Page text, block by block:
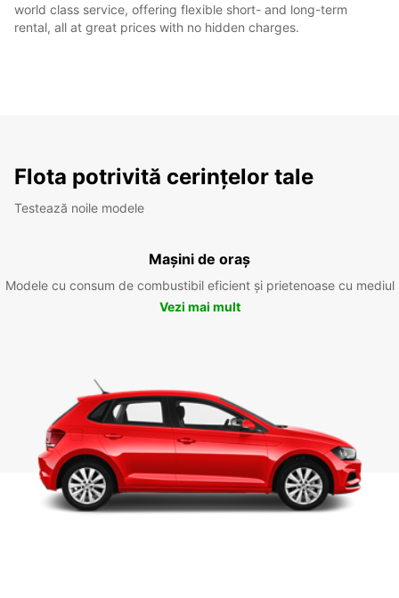
world class service, offering flexible short- and long-term
rental, all at great prices with no hidden charges.
Flota potrivită cerințelor tale
Testează noile modele
Mașini de oraș
Modele cu consum de combustibil eficient și prietenoase cu mediul
Vezi mai mult